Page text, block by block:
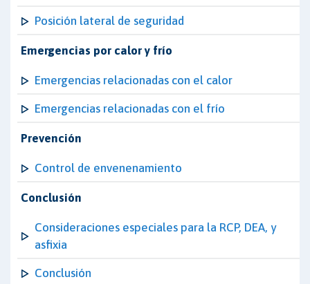
Posición lateral de seguridad
Emergencias por calor y frío
Emergencias relacionadas con el calor
Emergencias relacionadas con el frío
Prevención
Control de envenenamiento
Conclusión
Consideraciones especiales para la RCP, DEA, y
asfixia
Conclusión